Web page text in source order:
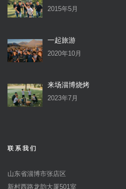
2015年5月
一起旅游
2020年10月
来场淄博烧烤
2023年7月
联系我们
山东省淄博市张店区
新村西路龙韵大厦501室